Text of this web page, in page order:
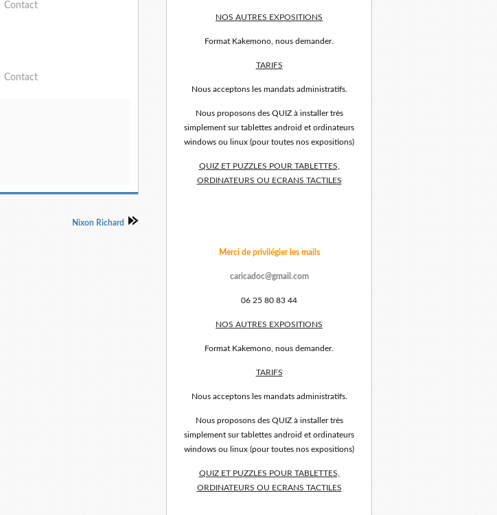
Contact
Contact
Nixon Richard
NOS AUTRES EXPOSITIONS
Format Kakemono, nous demander.
TARIFS
Nous acceptons les mandats administratifs.
Nous proposons des QUIZ à installer très
simplement sur tablettes android et ordinateurs
windows ou linux (pour toutes nos expositions)
QUIZ ET PUZZLES POUR TABLETTES,
ORDINATEURS OU ECRANS TACTILES
Merci de privilégier les mails
caricadoc@gmail.com
06 25 80 83 44
NOS AUTRES EXPOSITIONS
Format Kakemono, nous demander.
TARIFS
Nous acceptons les mandats administratifs.
Nous proposons des QUIZ à installer très
simplement sur tablettes android et ordinateurs
windows ou linux (pour toutes nos expositions)
QUIZ ET PUZZLES POUR TABLETTES,
ORDINATEURS OU ECRANS TACTILES